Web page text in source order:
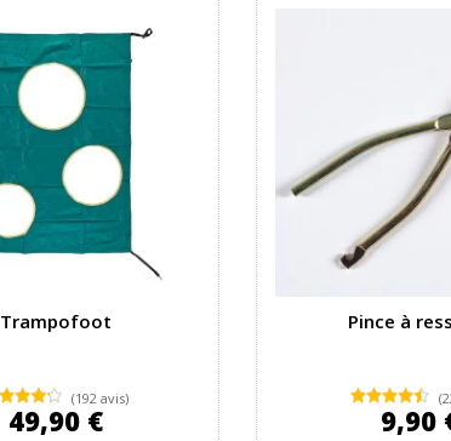
Trampofoot
(192 avis)
49,90 €
Pince à
9,90